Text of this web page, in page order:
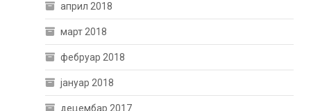
април 2018
март 2018
фебруар 2018
јануар 2018
децембар 2017